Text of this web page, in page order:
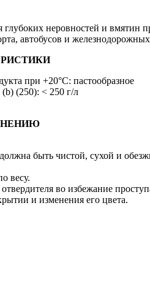
глубоких неровностей и вмятин
автобусов и
при +20°C: пастообразное
(250): < 250 г/л
быть чистой, сухой и
весу.
во избежание
и изменения его цвета.